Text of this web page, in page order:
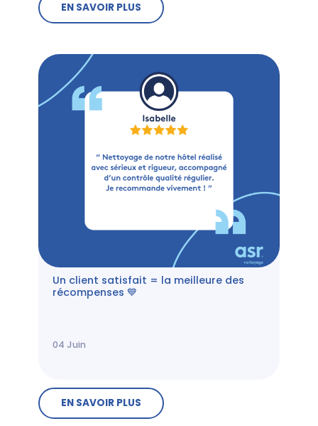
EN SAVOIR PLUS
Un client satisfait = la meilleure des
récompenses 💙
04 Juin
EN SAVOIR PLUS